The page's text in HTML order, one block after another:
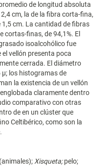
de longitud absoluta
cm, la de la fibra corta-fina,
1,5 cm. La cantidad de fibras
cortas-finas, de 94,1%. El
isoalcohólico fue
el vellón presenta poca
cerrada. El diámetro
µ; los histogramas de
la existencia de un vellón
claramente dentro
comparativo con otras
de en un clúster que
Celtibérico, como son la
.
Xisqueta;pelo;